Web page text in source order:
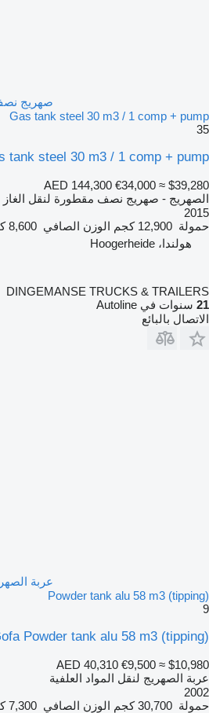
Gas tank steel 30 m3 / 1 comp + pump
35
tank steel 30 m3 / 1 comp + pump
AED 144,300 €34,000 ≈ $39,280
الصهريج - صهريج نصف مقطورة لنقل الغاز
2015
حمولة 12,900 كجم الوزن الصافي 8,600 كجم
هولندا، Hoogerheide
DINGEMANSE TRUCKS & TRAILERS
21 سنوات في Autoline
الاتصال بالبائع
Powder tank alu 58 m3 (tipping)
9
Powder tank alu 58 m3 (tipping)
AED 40,310 €9,500 ≈ $10,980
عربة الصهريج لنقل المواد العلفية
2002
حمولة 30,700 كجم الوزن الصافي 7,300 كجم